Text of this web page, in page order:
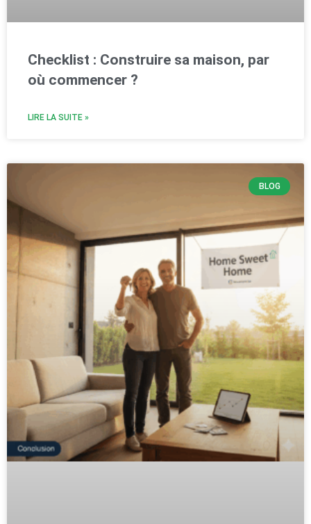
Checklist : Construire sa maison, par
où commencer ?
LIRE LA SUITE »
BLOG